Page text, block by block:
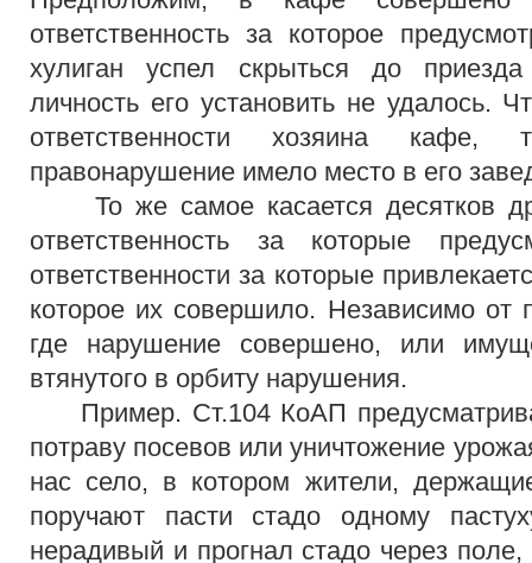
ответственность за которое
хулиган успел скрыться до
личность его установить не удалось.
ответственности хозяина кафе,
правонарушение имело место в его
То же самое касается десятков
ответственность за которые
ответственности за которые
которое их совершило. Независимо от
где нарушение совершено, или
втянутого в орбиту нарушения.
Пример. Ст.104 КоАП
потраву посевов или уничтожение
нас село, в котором жители,
поручают пасти стадо одному
нерадивый и прогнал стадо через